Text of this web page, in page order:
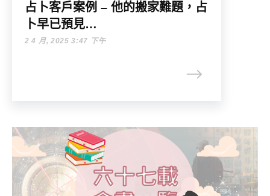
占卜客戶案例 – 他的搬家難題，占
卜早已預見…
2 4 月, 2025 3:47 下午